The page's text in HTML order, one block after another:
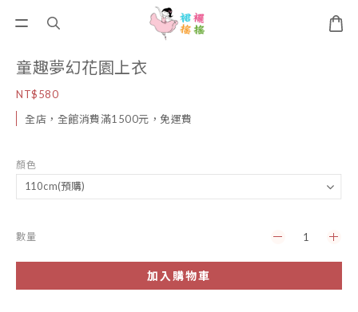
童趣夢幻花園上衣
NT$580
全店，全館消費滿1500元，免運費
顏色
數量
加入購物車